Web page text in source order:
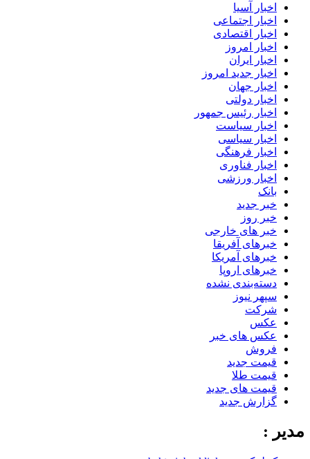
اخبار آسیا
اخبار اجتماعی
اخبار اقتصادی
اخبار امروز
اخبار ایران
اخبار جدید امروز
اخبار جهان
اخبار دولتی
اخبار رئیس جمهور
اخبار سیاست
اخبار سیاسی
اخبار فرهنگی
اخبار فناوری
اخبار ورزشی
بانک
خبر جدید
خبر روز
خبر های خارجی
خبرهای آفریقا
خبرهای آمریکا
خبرهای اروپا
دسته‌بندی نشده
سپهر نیوز
شرکت
عکس
عکس های خبر
فروش
قیمت جدید
قیمت طلا
قیمت های جدید
گزارش جدید
مدیر :